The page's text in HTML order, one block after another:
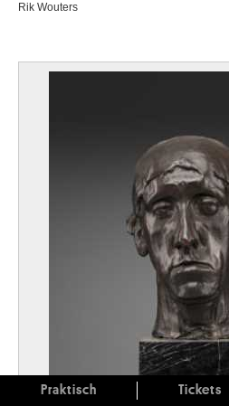
Rik Wouters
Praktisch Tickets